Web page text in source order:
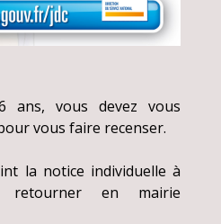
vous devez vous
vous faire recenser.
la notice individuelle à
en mairie